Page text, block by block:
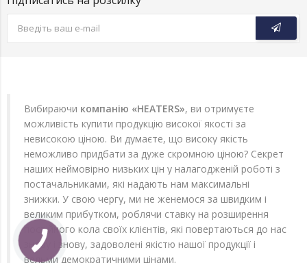
Вибираючи компанію «HEATERS», ви отримуєте
можливість купити продукцію високої якості за
невисокою ціною. Ви думаєте, що високу якість
неможливо придбати за дуже скромною ціною? Секрет
наших неймовірно низьких цін у налагодженій роботі з
постачальниками, які надають нам максимальні
знижки. У свою чергу, ми не женемося за швидким і
великим прибутком, роблячи ставку на розширення
постійного кола своїх клієнтів, які повертаються до нас
знову і знову, задоволені якістю нашої продукції і
вельми демократичними цінами.